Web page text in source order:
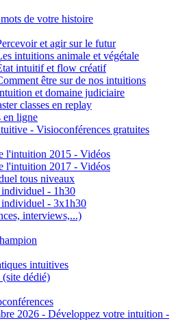
de votre histoire
et agir sur le futur
intuitions animale et végétale
intuitif et flow créatif
être sur de nos intuitions
et domaine judiciaire
classes en replay
en ligne
- Visioconférences gratuites
l'intuition 2015 - Vidéos
l'intuition 2017 - Vidéos
tous niveaux
- 1h30
- 3x1h30
interviews,...)
intuitives
dédié)
2026 - Développez votre intuition -